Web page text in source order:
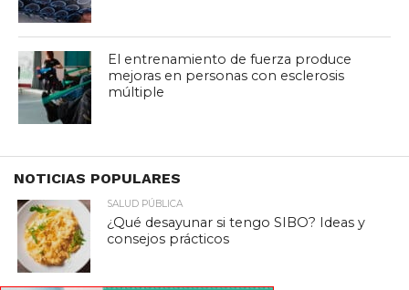
El entrenamiento de fuerza produce
mejoras en personas con esclerosis
múltiple
NOTICIAS POPULARES
SALUD PÚBLICA
¿Qué desayunar si tengo SIBO? Ideas y
consejos prácticos